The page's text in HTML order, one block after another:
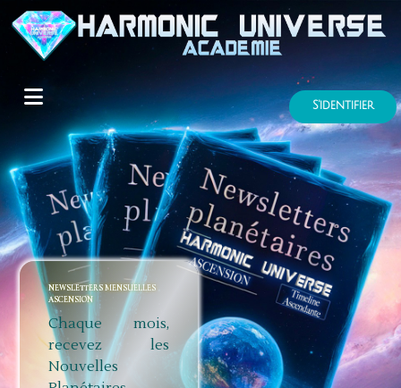
S'identifier
NEWSLETTERS MENSUELLES
ASCENSION
Chaque mois,
recevez les
Nouvelles